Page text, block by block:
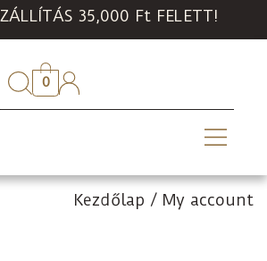
35,000 Ft FELETT!
0
Kezdőlap / My account